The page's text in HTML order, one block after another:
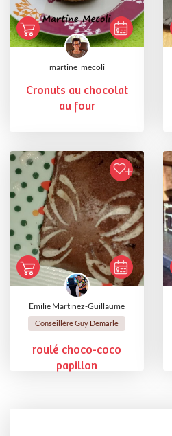
martine_mecoli
Cronuts au chocolat
au four
Emilie Martinez-Guillaume
Conseillère Guy Demarle
roulé choco-coco
papillon